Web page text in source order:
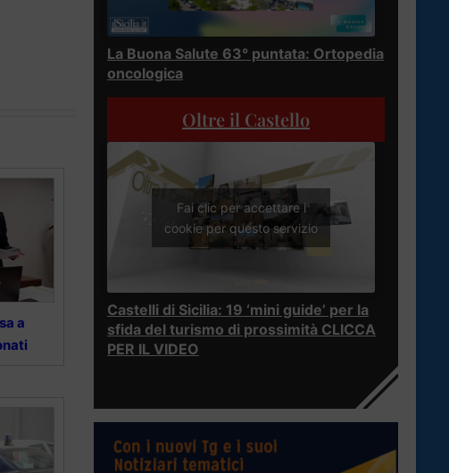
a
La Buona Salute 63° puntata: Ortopedia
oncologica
Oltre il Castello
Fai clic per accettare i
cookie per questo servizio
Castelli di Sicilia: 19 ‘mini guide’ per la
sfida del turismo di prossimità CLICCA
PER IL VIDEO